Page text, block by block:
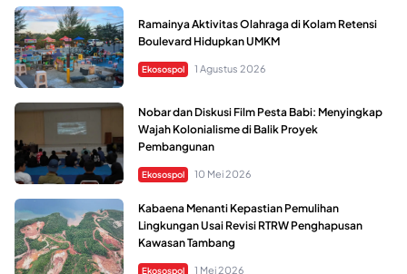
Ramainya Aktivitas Olahraga di Kolam Retensi
Boulevard Hidupkan UMKM
Ekosospol 1 Agustus 2026
Nobar dan Diskusi Film Pesta Babi: Menyingkap
Wajah Kolonialisme di Balik Proyek
Pembangunan
Ekosospol 10 Mei 2026
Kabaena Menanti Kepastian Pemulihan
Lingkungan Usai Revisi RTRW Penghapusan
Kawasan Tambang
Ekosospol 1 Mei 2026